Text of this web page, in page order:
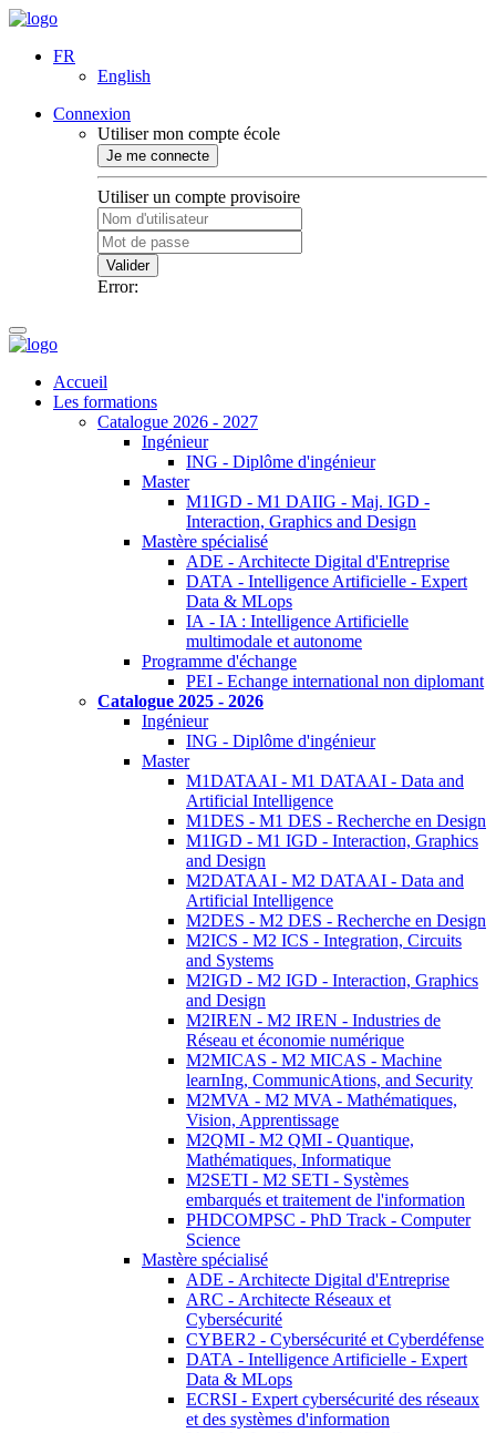
FR
English
Connexion
Utiliser mon compte école
Je me connecte
Utiliser un compte provisoire
Valider
Error:
Accueil
Les formations
Catalogue 2026 - 2027
Ingénieur
ING - Diplôme d'ingénieur
Master
M1IGD - M1 DAIIG - Maj. IGD -
Interaction, Graphics and Design
Mastère spécialisé
ADE - Architecte Digital d'Entreprise
DATA - Intelligence Artificielle - Expert
Data & MLops
IA - IA : Intelligence Artificielle
multimodale et autonome
Programme d'échange
PEI - Echange international non diplomant
Catalogue 2025 - 2026
Ingénieur
ING - Diplôme d'ingénieur
Master
M1DATAAI - M1 DATAAI - Data and
Artificial Intelligence
M1DES - M1 DES - Recherche en Design
M1IGD - M1 IGD - Interaction, Graphics
and Design
M2DATAAI - M2 DATAAI - Data and
Artificial Intelligence
M2DES - M2 DES - Recherche en Design
M2ICS - M2 ICS - Integration, Circuits
and Systems
M2IGD - M2 IGD - Interaction, Graphics
and Design
M2IREN - M2 IREN - Industries de
Réseau et économie numérique
M2MICAS - M2 MICAS - Machine
learnIng, CommunicAtions, and Security
M2MVA - M2 MVA - Mathématiques,
Vision, Apprentissage
M2QMI - M2 QMI - Quantique,
Mathématiques, Informatique
M2SETI - M2 SETI - Systèmes
embarqués et traitement de l'information
PHDCOMPSC - PhD Track - Computer
Science
Mastère spécialisé
ADE - Architecte Digital d'Entreprise
ARC - Architecte Réseaux et
Cybersécurité
CYBER2 - Cybersécurité et Cyberdéfense
DATA - Intelligence Artificielle - Expert
Data & MLops
ECRSI - Expert cybersécurité des réseaux
et des systèmes d'information